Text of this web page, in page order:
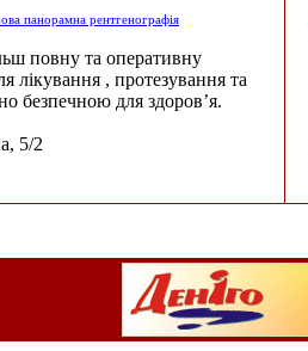
панорамна рентгенографія
повну та оперативну
лікування , протезування та
безпечною для здоров’я.
5/2